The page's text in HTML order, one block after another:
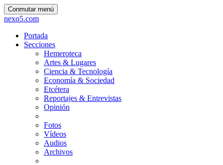
Conmutar menú
nexo5.com
Portada
Secciones
Hemeroteca
Artes & Lugares
Ciencia & Tecnología
Economía & Sociedad
Etcétera
Reportajes & Entrevistas
Opinión
Fotos
Vídeos
Audios
Archivos